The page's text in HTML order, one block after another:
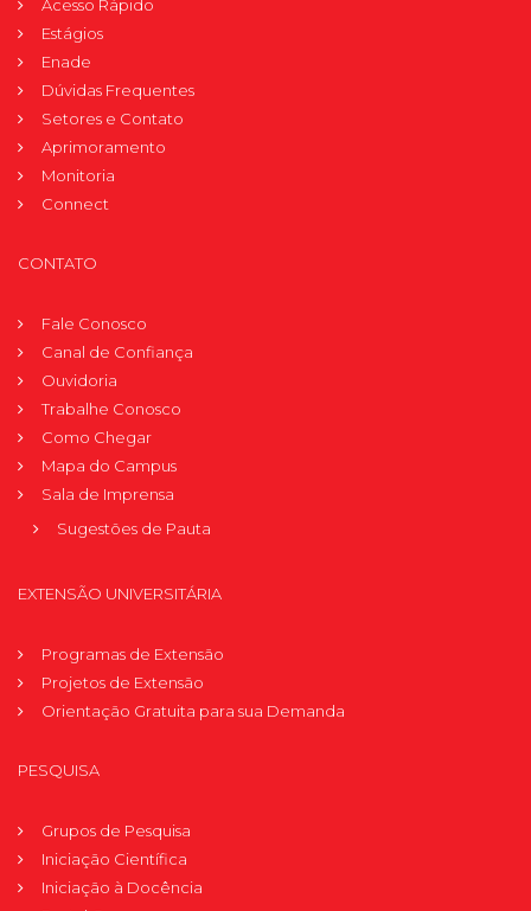
Acesso Rápido
Estágios
Enade
Dúvidas Frequentes
Setores e Contato
Aprimoramento
Monitoria
Connect
CONTATO
Fale Conosco
Canal de Confiança
Ouvidoria
Trabalhe Conosco
Como Chegar
Mapa do Campus
Sala de Imprensa
Sugestões de Pauta
EXTENSÃO UNIVERSITÁRIA
Programas de Extensão
Projetos de Extensão
Orientação Gratuita para sua Demanda
PESQUISA
Grupos de Pesquisa
Iniciação Científica
Iniciação à Docência